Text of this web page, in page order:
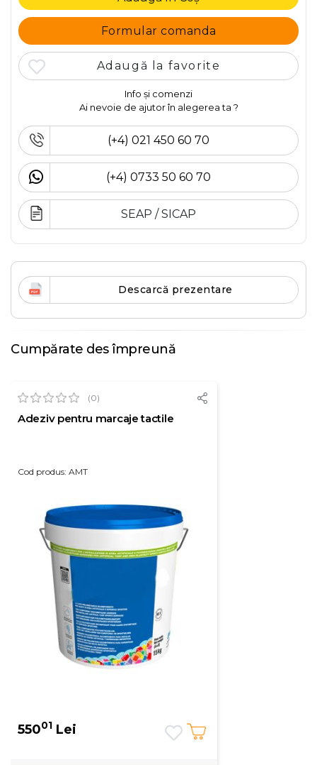
Formular comanda
Adaugă la favorite
Info și comenzi
Ai nevoie de ajutor în alegerea ta ?
(+4) 021 450 60 70
(+4) 0733 50 60 70
SEAP / SICAP
Descarcă prezentare
Cumpărate des împreună
(0)
Adeziv pentru marcaje tactile
Cod produs: AMT
55001 Lei